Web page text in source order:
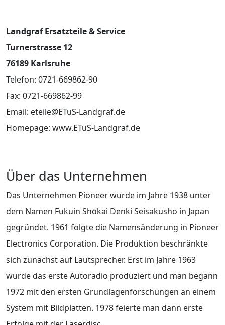
Landgraf Ersatzteile & Service
Turnerstrasse 12
76189 Karlsruhe
Telefon: 0721-669862-90
Fax: 0721-669862-99
Email: eteile@ETuS-Landgraf.de
Homepage: www.ETuS-Landgraf.de
Über das Unternehmen
Das Unternehmen Pioneer wurde im Jahre 1938 unter
dem Namen Fukuin Shōkai Denki Seisakusho in Japan
gegründet. 1961 folgte die Namensänderung in Pioneer
Electronics Corporation. Die Produktion beschränkte
sich zunächst auf Lautsprecher. Erst im Jahre 1963
wurde das erste Autoradio produziert und man begann
1972 mit den ersten Grundlagenforschungen an einem
System mit Bildplatten. 1978 feierte man dann erste